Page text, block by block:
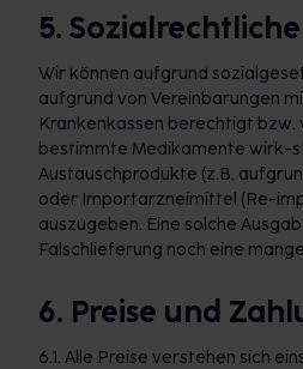
5.
Wir können aufgrund
aufgrund von Vereinbarungen
Krankenkassen berechtigt
bestimmte Medikamente wirk-
Austauschprodukte (z.B.
oder Importarzneimittel (Re-
auszugeben. Eine solche
Falschlieferung noch eine
6. Preise und
6.1. Alle Preise verstehen sich